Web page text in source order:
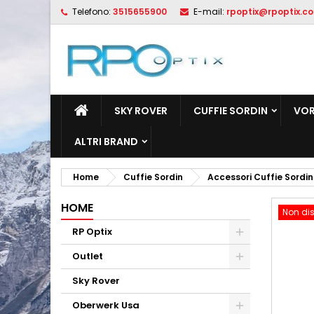
Telefono: 3515655900 E-mail:
SKY ROVER CUFFIE SORDIN
ALTRI BRAND
Home Cuffie Sordin Accessori Cuffie Sordin
HOME
RP Optix
Outlet
Sky Rover
Oberwerk Usa
Non